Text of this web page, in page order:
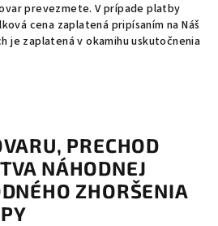
prevezmete. V prípade platby
cena zaplatená pripísaním na Náš
je zaplatená v okamihu uskutočnenia
, PRECHOD
NÁHODNEJ
ZHORŠENIA